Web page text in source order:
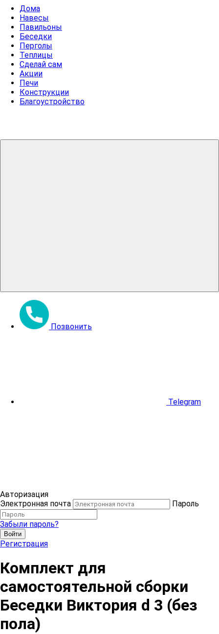
Дома
Навесы
Павильоны
Беседки
Перголы
Теплицы
Сделай сам
Акции
Печи
Конструкции
Благоустройство
Позвонить
Telegram
Авторизация
Электронная почта
Пароль
Забыли пароль?
Войти
Регистрация
Комплект для
самостоятельной сборки
Беседки Виктория d 3 (без
пола)